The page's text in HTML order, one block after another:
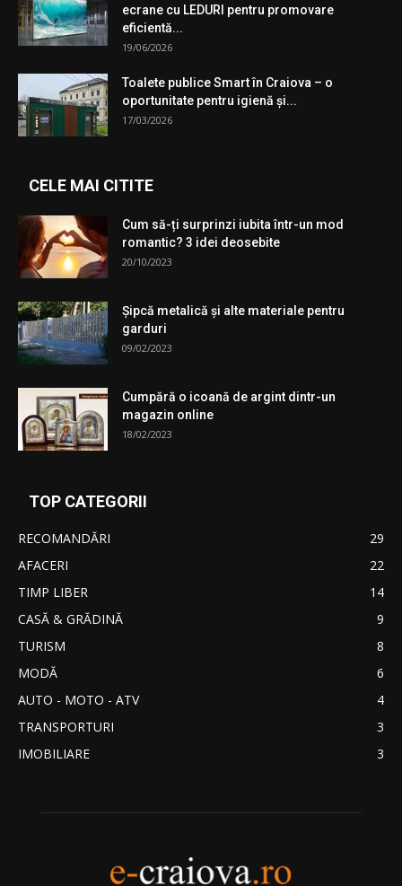
ecrane cu LEDURI pentru promovare
eficientă...
19/06/2026
Toalete publice Smart în Craiova – o
oportunitate pentru igienă şi...
17/03/2026
CELE MAI CITITE
Cum să-ți surprinzi iubita într-un mod
romantic? 3 idei deosebite
20/10/2023
Şipcă metalică şi alte materiale pentru
garduri
09/02/2023
Cumpără o icoană de argint dintr-un
magazin online
18/02/2023
TOP CATEGORII
RECOMANDĂRI
29
AFACERI
22
TIMP LIBER
14
CASĂ & GRĂDINĂ
9
TURISM
8
MODĂ
6
AUTO - MOTO - ATV
4
TRANSPORTURI
3
IMOBILIARE
3